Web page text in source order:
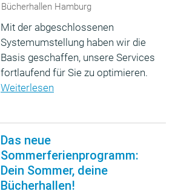
Bücherhallen Hamburg
Mit der abgeschlossenen
Systemumstellung haben wir die
Basis geschaffen, unsere Services
fortlaufend für Sie zu optimieren.
Weiterlesen
Das neue
Sommerferienprogramm:
Dein Sommer, deine
Bücherhallen!